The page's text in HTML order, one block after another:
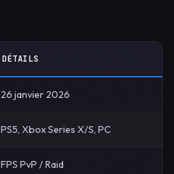
DÉTAILS
26 janvier 2026
PS5, Xbox Series X/S, PC
FPS PvP / Raid